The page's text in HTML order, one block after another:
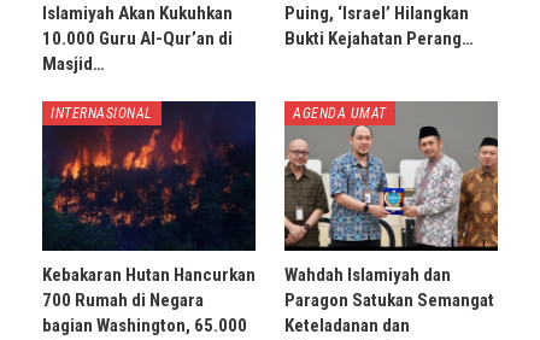
Islamiyah Akan Kukuhkan
10.000 Guru Al-Qur’an di
Masjid…
Puing, ‘Israel’ Hilangkan
Bukti Kejahatan Perang…
INTERNASIONAL
Kebakaran Hutan Hancurkan
700 Rumah di Negara
bagian Washington, 65.000
AGENDA UMAT
Wahdah Islamiyah dan
Paragon Satukan Semangat
Keteladanan dan